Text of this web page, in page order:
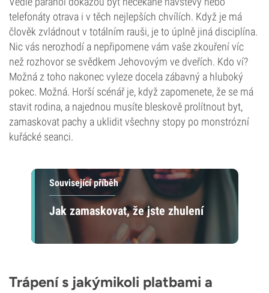
telefonáty otrava i v těch nejlepších chvílích. Když je má
člověk zvládnout v totálním rauši, je to úplně jiná disciplína.
Nic vás nerozhodí a nepřipomene vám vaše zkouření víc
než rozhovor se svědkem Jehovovým ve dveřích. Kdo ví?
Možná z toho nakonec vyleze docela zábavný a hluboký
pokec. Možná. Horší scénář je, když zapomenete, že se má
stavit rodina, a najednou musíte bleskově prolítnout byt,
zamaskovat pachy a uklidit všechny stopy po monstrózní
kuřácké seanci.
Související příběh
Jak zamaskovat, že jste zhulení
Trápení s jakýmikoli platbami a